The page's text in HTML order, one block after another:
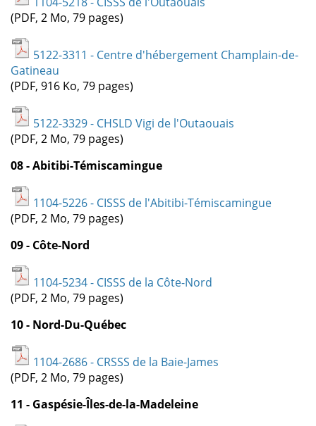
(PDF, 2 Mo, 79 pages)
5122-3311 - Centre d'hébergement Champlain-de-
Gatineau
(PDF, 916 Ko, 79 pages)
5122-3329 - CHSLD Vigi de l'Outaouais
(PDF, 2 Mo, 79 pages)
08 - Abitibi-Témiscamingue
1104-5226 - CISSS de l'Abitibi-Témiscamingue
(PDF, 2 Mo, 79 pages)
09 - Côte-Nord
1104-5234 - CISSS de la Côte-Nord
(PDF, 2 Mo, 79 pages)
10 - Nord-Du-Québec
1104-2686 - CRSSS de la Baie-James
(PDF, 2 Mo, 79 pages)
11 - Gaspésie-Îles-de-la-Madeleine